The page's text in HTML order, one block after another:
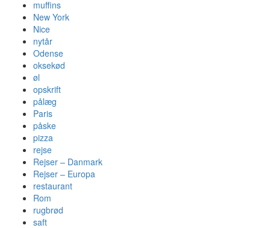
muffins
New York
Nice
nytår
Odense
oksekød
øl
opskrift
pålæg
Paris
påske
pizza
rejse
Rejser – Danmark
Rejser – Europa
restaurant
Rom
rugbrød
saft